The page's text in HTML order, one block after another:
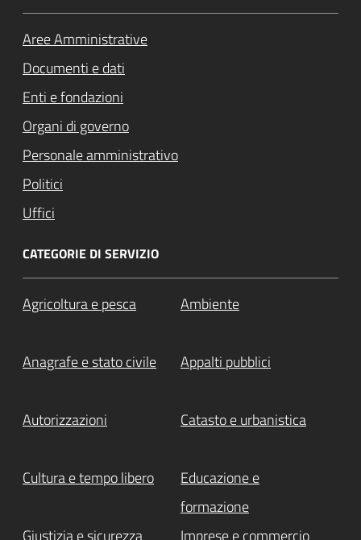
Aree Amministrative
Documenti e dati
Enti e fondazioni
Organi di governo
Personale amministrativo
Politici
Uffici
CATEGORIE DI SERVIZIO
Agricoltura e pesca Ambiente
Anagrafe e stato civile Appalti pubblici
Autorizzazioni Catasto e urbanistica
Cultura e tempo libero
Educazione e
formazione